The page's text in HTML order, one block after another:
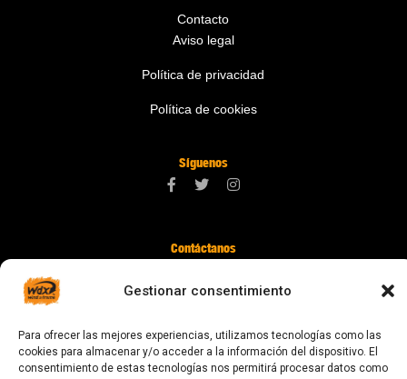
Gestionar consentimiento
Para ofrecer las mejores experiencias, utilizamos tecnologías como las
cookies para almacenar y/o acceder a la información del dispositivo. El
consentimiento de estas tecnologías nos permitirá procesar datos como
Contacto
Aviso legal
Política de privacidad
Política de cookies
Síguenos
Contáctanos
08024 Barcelona